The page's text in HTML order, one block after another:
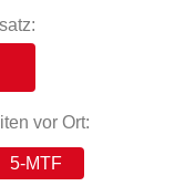
vor Ort:
5-MTF